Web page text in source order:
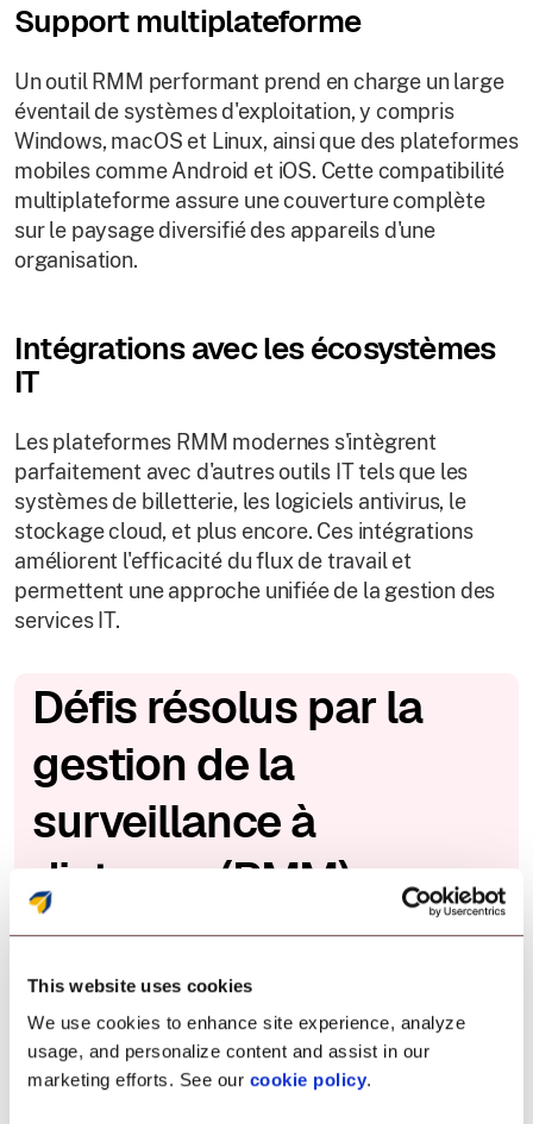
This website uses cookies
We use cookies to enhance site experience, analyze
usage, and personalize content and assist in our
marketing efforts. See our cookie policy.
Support multiplateforme
Un outil RMM performant prend en charge un large
éventail de systèmes d'exploitation, y compris
Windows, macOS et Linux, ainsi que des plateformes
mobiles comme Android et iOS. Cette compatibilité
multiplateforme assure une couverture complète
sur le paysage diversifié des appareils d'une
organisation.
Intégrations avec les écosystèmes
IT
Les plateformes RMM modernes s'intègrent
parfaitement avec d'autres outils IT tels que les
systèmes de billetterie, les logiciels antivirus, le
stockage cloud, et plus encore. Ces intégrations
améliorent l'efficacité du flux de travail et
permettent une approche unifiée de la gestion des
services IT.
Défis résolus par la
gestion de la
surveillance à
distance (RMM).
distance aident les MSP et les équipes IT à gérer des
réseaux en croissance, des appareils distribués et
une infrastructure complexe, le tout depuis un
emplacement central. Voici comment les services